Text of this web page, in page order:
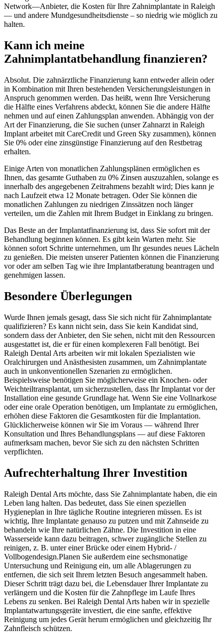
Network—Anbieter, die Kosten für Ihre Zahnimplantate in Raleigh
— und andere Mundgesundheitsdienste – so niedrig wie möglich zu
halten.
Kann ich meine
Zahnimplantatbehandlung finanzieren?
Absolut. Die zahnärztliche Finanzierung kann entweder allein oder
in Kombination mit Ihren bestehenden Versicherungsleistungen in
Anspruch genommen werden. Das heißt, wenn Ihre Versicherung
die Hälfte eines Verfahrens abdeckt, können Sie die andere Hälfte
nehmen und auf einen Zahlungsplan anwenden. Abhängig von der
Art der Finanzierung, die Sie suchen (unser Zahnarzt in Raleigh
Implant arbeitet mit CareCredit und Green Sky zusammen), können
Sie 0% oder eine zinsgünstige Finanzierung auf den Restbetrag
erhalten.
Einige Arten von monatlichen Zahlungsplänen ermöglichen es
Ihnen, das gesamte Guthaben zu 0% Zinsen auszuzahlen, solange es
innerhalb des angegebenen Zeitrahmens bezahlt wird; Dies kann je
nach Laufzeit etwa 12 Monate betragen. Oder Sie können die
monatlichen Zahlungen zu niedrigen Zinssätzen noch länger
verteilen, um die Zahlen mit Ihrem Budget in Einklang zu bringen.
Das Beste an der Implantatfinanzierung ist, dass Sie sofort mit der
Behandlung beginnen können. Es gibt kein Warten mehr. Sie
können sofort Schritte unternehmen, um Ihr gesundes neues Lächeln
zu genießen. Die meisten unserer Patienten können die Finanzierung
vor oder am selben Tag wie ihre Implantatberatung beantragen und
genehmigen lassen.
Besondere Überlegungen
Wurde Ihnen jemals gesagt, dass Sie sich nicht für Zahnimplantate
qualifizieren? Es kann nicht sein, dass Sie kein Kandidat sind,
sondern dass der Anbieter, den Sie sehen, nicht mit den Ressourcen
ausgestattet ist, die er für einen komplexeren Fall benötigt. Bei
Raleigh Dental Arts arbeiten wir mit lokalen Spezialisten wie
Oralchirurgen und Anästhesisten zusammen, um Zahnimplantate
auch in unkonventionellen Szenarien zu ermöglichen.
Beispielsweise benötigen Sie möglicherweise ein Knochen- oder
Weichteiltransplantat, um sicherzustellen, dass Ihr Implantat vor der
Installation eine gesunde Grundlage hat. Wenn Sie eine Vollnarkose
oder eine orale Operation benötigen, um Implantate zu ermöglichen,
erhöhen diese Faktoren die Gesamtkosten für die Implantation.
Glücklicherweise können wir Sie im Voraus — während Ihrer
Konsultation und Ihres Behandlungsplans — auf diese Faktoren
aufmerksam machen, bevor Sie sich zu den nächsten Schritten
verpflichten.
Aufrechterhaltung Ihrer Investition
Raleigh Dental Arts möchte, dass Sie Zahnimplantate haben, die ein
Leben lang halten. Das bedeutet, dass Sie einen speziellen
Hygieneplan in Ihre tägliche Routine integrieren müssen. Es ist
wichtig, Ihre Implantate genauso zu putzen und mit Zahnseide zu
behandeln wie Ihre natürlichen Zähne. Die Investition in eine
Wasserseide kann dazu beitragen, schwer zugängliche Stellen zu
reinigen, z. B. unter einer Brücke oder einem Hybrid- /
Vollbogendesign.Planen Sie außerdem eine sechsmonatige
Untersuchung und Reinigung ein, um alle Ablagerungen zu
entfernen, die sich seit Ihrem letzten Besuch angesammelt haben.
Dieser Schritt trägt dazu bei, die Lebensdauer Ihrer Implantate zu
verlängern und die Kosten für die Zahnpflege im Laufe Ihres
Lebens zu senken. Bei Raleigh Dental Arts haben wir in spezielle
Implantatwartungsgeräte investiert, die eine sanfte, effektive
Reinigung um jedes Gerät herum ermöglichen und gleichzeitig Ihr
Zahnfleisch schützen.